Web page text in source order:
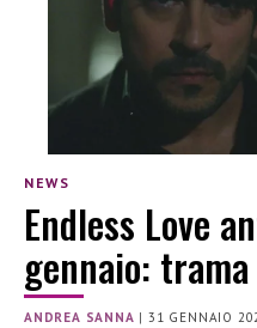
NEWS
Endless Love
gennaio:
ANDREA SANNA |31 GENNAIO